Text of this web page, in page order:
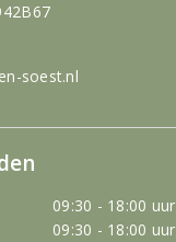
soest.nl
09:30 - 18:00 uur
09:30 - 18:00 uur